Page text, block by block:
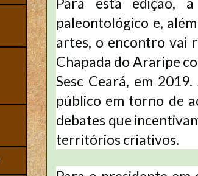
paleontológico e,
artes, o encontro vai
Chapada do Araripe
Sesc Ceará, em
público em torno de
debates que
territórios criativos.